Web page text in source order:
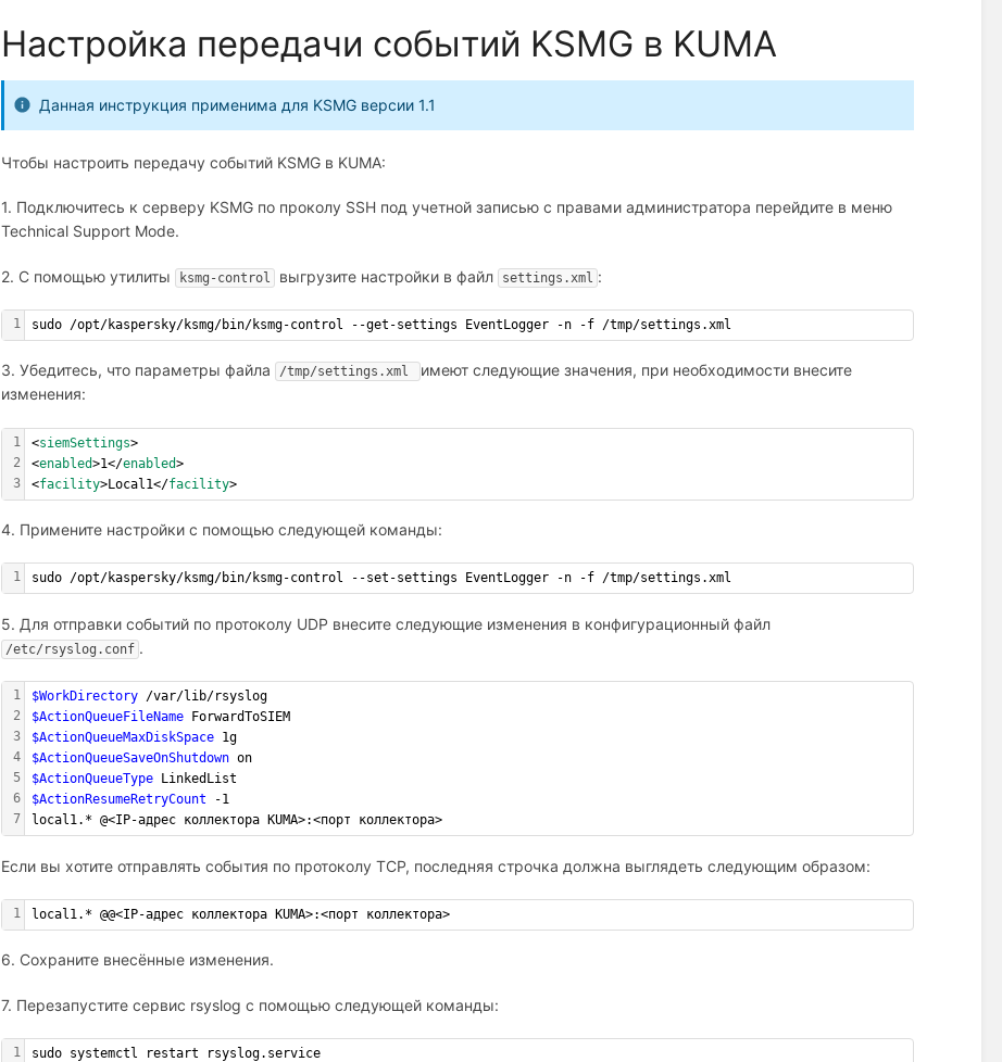
Настройка передачи событий KSMG в KUMA
Данная инструкция применима для KSMG версии 1.1
Чтобы настроить передачу событий KSMG в KUMA:
1. Подключитесь к серверу KSMG по проколу SSH под учетной записью с правами администратора перейдите в меню
Technical Support Mode.
2. С помощью утилиты ksmg-control выгрузите настройки в файл settings.xml :
1 sudo /opt/kaspersky/ksmg/bin/ksmg-control --get-settings EventLogger -n -f /tmp/settings.xml
3. Убедитесь, что параметры файла /tmp/settings.xml
имеют следующие значения, при необходимости внесите
изменения:
1
2
3
<siemSettings>
<enabled>1</enabled>
<facility>Local1</facility>
4. Примените настройки с помощью следующей команды:
1 sudo /opt/kaspersky/ksmg/bin/ksmg-control --set-settings EventLogger -n -f /tmp/settings.xml
5. Для отправки событий по протоколу UDP внесите следующие изменения в конфигурационный файл
/etc/rsyslog.conf .
1
2
3
4
5
6
7
$WorkDirectory /var/lib/rsyslog
$ActionQueueFileName ForwardToSIEM
$ActionQueueMaxDiskSpace 1g
$ActionQueueSaveOnShutdown on
$ActionQueueType LinkedList
$ActionResumeRetryCount -1
local1.* @<IP-адрес коллектора KUMA>:<порт коллектора>
Если вы хотите отправлять события по протоколу TCP, последняя строчка должна выглядеть следующим образом:
1 local1.* @@<IP-адрес коллектора KUMA>:<порт коллектора>
6. Сохраните внесённые изменения.
7. Перезапустите сервис rsyslog с помощью следующей команды:
1 sudo systemctl restart rsyslog.service